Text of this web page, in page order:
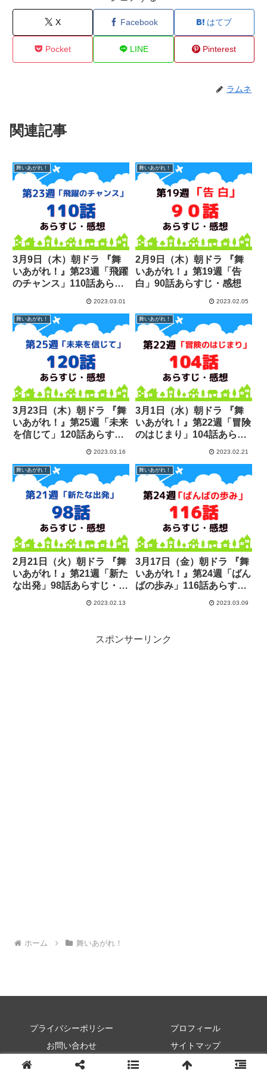
X Facebook はてブ
Pocket LINE Pinterest
ラムネ
関連記事
舞いあがれ！
3月9日（木）朝ドラ 『舞
いあがれ！』第23週「飛躍
のチャンス」110話あらす
2023.03.01
舞いあがれ！
2月9日（木）朝ドラ 『舞
いあがれ！』第19週「告
白」90話あらすじ・感想
2023.02.05
舞いあがれ！
3月23日（木）朝ドラ 『舞
いあがれ！』第25週「未来
を信じて」120話あらす
2023.03.16
舞いあがれ！
3月1日（水）朝ドラ 『舞
いあがれ！』第22週「冒険
のはじまり」104話あらす
2023.02.21
舞いあがれ！
2月21日（火）朝ドラ 『舞
いあがれ！』第21週「新た
な出発」98話あらすじ・感
2023.02.13
舞いあがれ！
3月17日（金）朝ドラ 『舞
いあがれ！』第24週「ばん
ばの歩み」116話あらす
2023.03.09
スポンサーリンク
ホーム 舞いあがれ！
プライバシーポリシー
プロフィール
お問い合わせ
サイトマップ
© 2022 朝ドラワイド.